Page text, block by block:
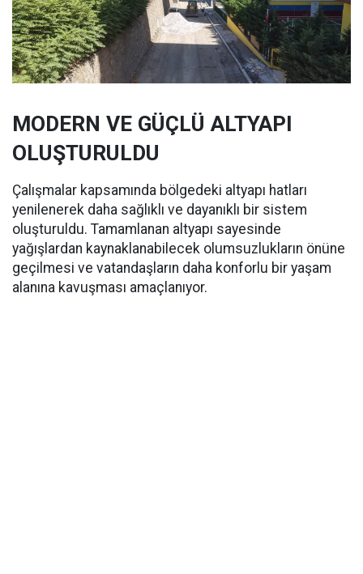
MODERN VE GÜÇLÜ ALTYAPI
OLUŞTURULDU
Çalışmalar kapsamında bölgedeki altyapı hatları
yenilenerek daha sağlıklı ve dayanıklı bir sistem
oluşturuldu. Tamamlanan altyapı sayesinde
yağışlardan kaynaklanabilecek olumsuzlukların önüne
geçilmesi ve vatandaşların daha konforlu bir yaşam
alanına kavuşması amaçlanıyor.